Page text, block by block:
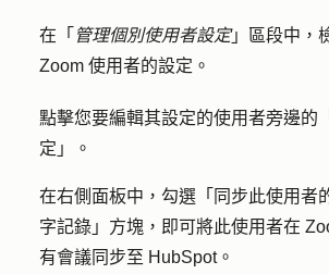
在「 管理個別使用者設定」區段中，
Zoom 使用者的設定。
點擊您要編輯其設定的使用者旁邊的
定 」。
在右側面板中，勾選「 同步此使用者
字記錄 」方塊，即可將此使用者在
有會議同步至 HubSpot。